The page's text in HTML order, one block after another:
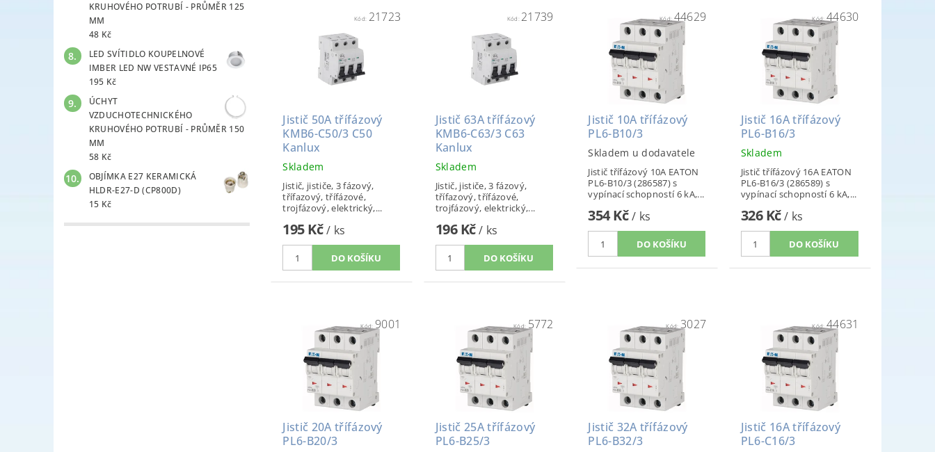
KRUHOVÉHO POTRUBÍ - PRŮMĚR 125
MM
48 Kč
LED SVÍTIDLO KOUPELNOVÉ
IMBER LED NW VESTAVNÉ IP65
195 Kč
ÚCHYT
VZDUCHOTECHNICKÉHO
KRUHOVÉHO POTRUBÍ - PRŮMĚR 150
MM
58 Kč
OBJÍMKA E27 KERAMICKÁ
HLDR-E27-D (CP800D)
15 Kč
Kód: 21723
Jistič 50A třífázový
KMB6-C50/3 C50
Kanlux
Skladem
Jistič, jističe, 3 fázový,
třífazový, třífázové,
trojfázový, elektrický,...
195 Kč/ ks
Kód: 21739
Jistič 63A třífázový
KMB6-C63/3 C63
Kanlux
Skladem
Jistič, jističe, 3 fázový,
třífazový, třífázové,
trojfázový, elektrický,...
196 Kč/ ks
Kód:44629
Jistič 10A třífázový
PL6-B10/3
Skladem u dodavatele
Jistič třífázový 10A EATON
PL6-B10/3 (286587) s
vypínací schopností 6 kA,...
354 Kč/ ks
Kód:44630
Jistič 16A třífázový
PL6-B16/3
Skladem
Jistič třífázový 16A EATON
PL6-B16/3 (286589) s
vypínací schopností 6 kA,...
326 Kč/ ks
Kód: 9001
Jistič 20A třífázový
PL6-B20/3
Kód: 5772
Jistič 25A třífázový
PL6-B25/3
Kód: 3027
Jistič 32A třífázový
PL6-B32/3
Kód:44631
Jistič 16A třífázový
PL6-C16/3